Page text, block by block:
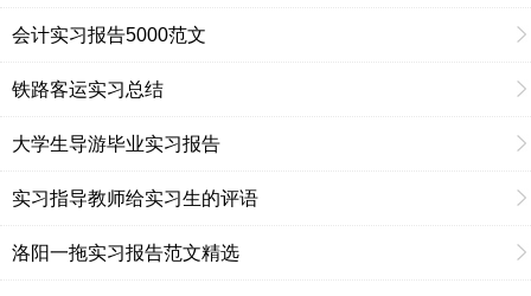
会计实习报告5000范文
铁路客运实习总结
大学生导游毕业实习报告
实习指导教师给实习生的评语
洛阳一拖实习报告范文精选